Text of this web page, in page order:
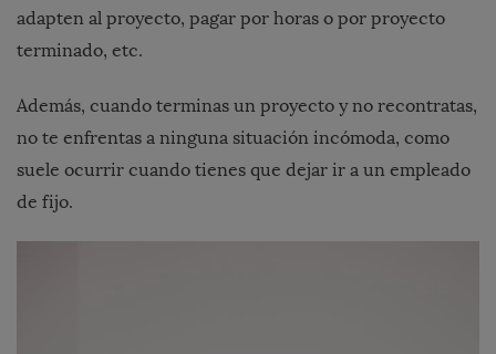
adapten al proyecto, pagar por horas o por proyecto
terminado, etc.
Además, cuando terminas un proyecto y no recontratas,
no te enfrentas a ninguna situación incómoda, como
suele ocurrir cuando tienes que dejar ir a un empleado
de fijo.